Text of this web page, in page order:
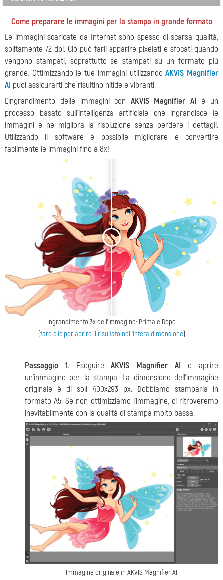
Come preparare le immagini per la stampa in grande formato
Le immagini scaricate da Internet sono spesso di scarsa qualità,
solitamente 72 dpi. Ciò può farli apparire pixelati e sfocati quando
vengono stampati, soprattutto se stampati su un formato più
grande. Ottimizzando le tue immagini utilizzandoAKVIS Magnifier
AI puoi assicurarti che risultino nitide e vibranti.
L'ingrandimento delle immagini con AKVIS Magnifier AI è un
processo basato sull'intelligenza artificiale che ingrandisce le
immagini e ne migliora la risoluzione senza perdere i dettagli.
Utilizzando il software è possibile migliorare e convertire
facilmente le immagini fino a 8x!
< >
Ingrandimento 3x dell'immagine: Prima e Dopo
(fare clic per aprire il risultato nell'intera dimensione)
Passaggio 1. Eseguire AKVIS Magnifier AI e aprire
un'immagine per la stampa. La dimensione dell'immagine
originale è di soli 400x293 px. Dobbiamo stamparla in
formato A5. Se non ottimizziamo l'immagine, ci ritroveremo
inevitabilmente con la qualità di stampa molto bassa.
Immagine originale in AKVIS Magnifier AI